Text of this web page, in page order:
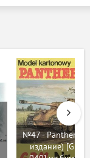
№47 - Panther G
издание) [GPM